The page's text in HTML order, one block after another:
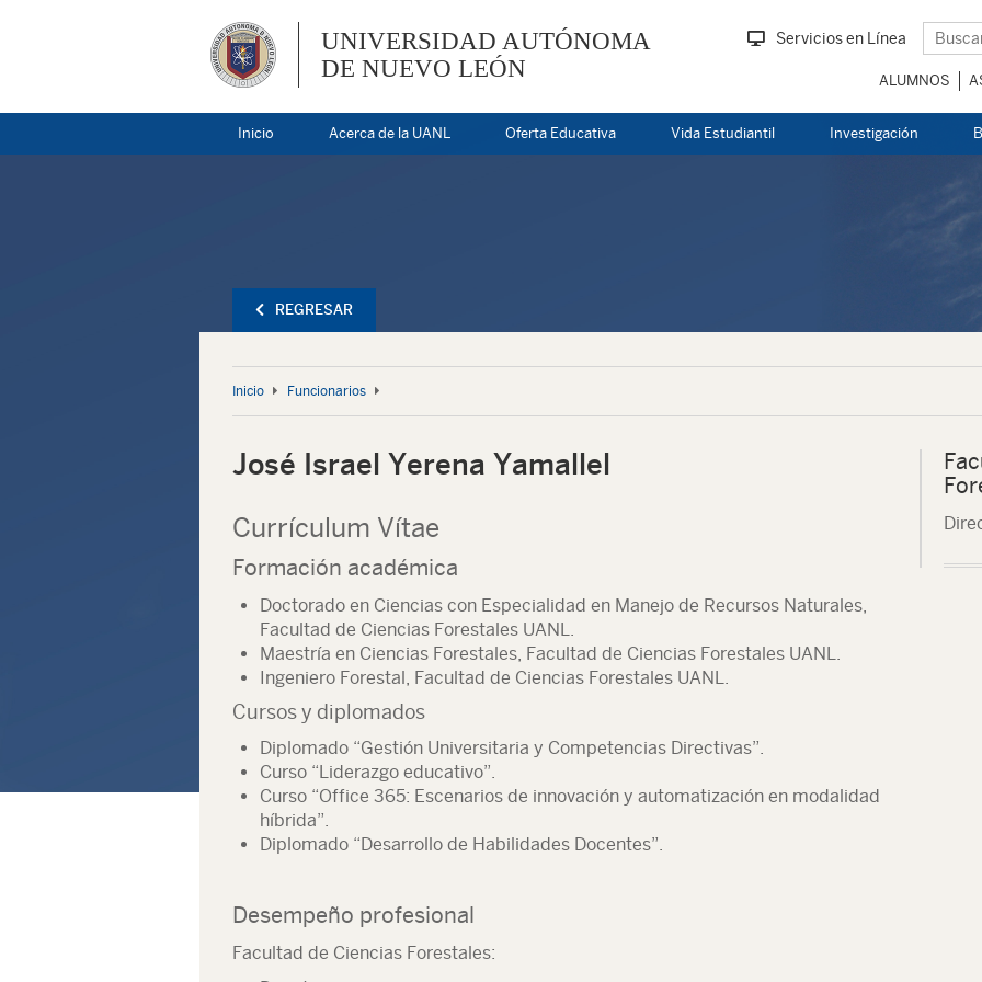
UNIVERSIDAD AUTÓNOMA
DE NUEVO LEÓN
Servicios en Línea
ALUMNOS
Inicio Acerca de la UANL Oferta Educativa Vida Estudiantil Investigación
REGRESAR
Inicio Funcionarios
José Israel Yerena Yamallel
Currículum Vítae
Formación académica
Doctorado en Ciencias con Especialidad en Manejo de Recursos Naturales,
Facultad de Ciencias Forestales UANL.
Maestría en Ciencias Forestales, Facultad de Ciencias Forestales UANL.
Ingeniero Forestal, Facultad de Ciencias Forestales UANL.
Cursos y diplomados
Diplomado “Gestión Universitaria y Competencias Directivas”.
Curso “Liderazgo educativo”.
Curso “Office 365: Escenarios de innovación y automatización en modalidad
híbrida”.
Diplomado “Desarrollo de Habilidades Docentes”.
Desempeño profesional
Facultad de Ciencias Forestales: